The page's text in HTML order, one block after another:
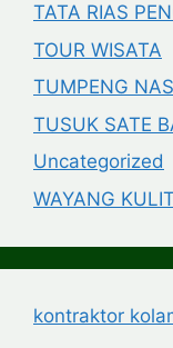
TATA RIAS
TOUR WISATA
TUMPENG
TUSUK SATE
Uncategorized
WAYANG
kontraktor